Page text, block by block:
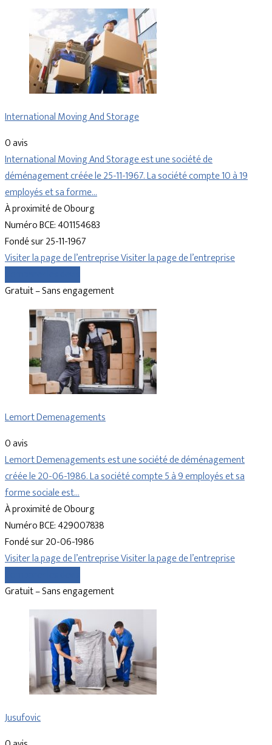
International Moving And Storage
0 avis
International Moving And Storage est une société de
déménagement créée le 25-11-1967. La société compte 10 à 19
employés et sa forme…
À proximité de Obourg
Numéro BCE: 401154683
Fondé sur 25-11-1967
Visiter la page de l’entrepriseVisiter la page de l’entreprise
Gratuit – Sans engagement
Lemort Demenagements
0 avis
Lemort Demenagements est une société de déménagement
créée le 20-06-1986. La société compte 5 à 9 employés et sa
forme sociale est…
À proximité de Obourg
Numéro BCE: 429007838
Fondé sur 20-06-1986
Visiter la page de l’entrepriseVisiter la page de l’entreprise
Gratuit – Sans engagement
Jusufovic